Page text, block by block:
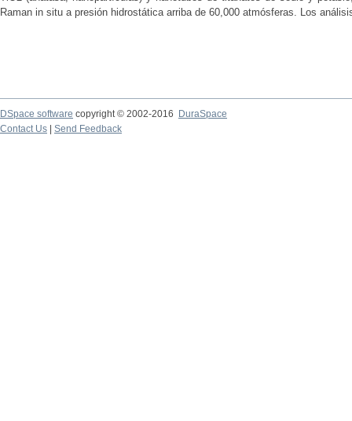
Raman in situ a presión hidrostática arriba de 60,000 atmósferas. Los
DSpace software copyright © 2002-2016
DuraSpace
Contact Us
Send Feedback